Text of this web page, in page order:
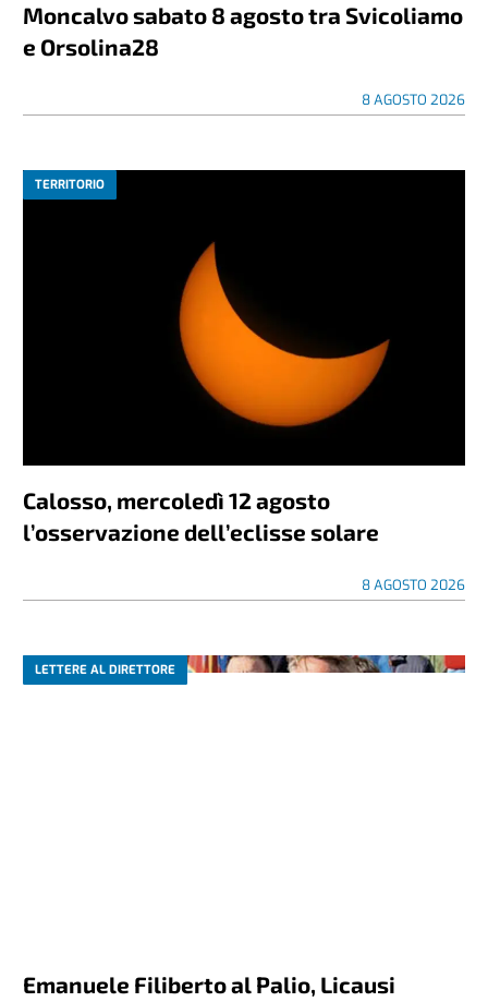
Moncalvo sabato 8 agosto tra Svicoliamo
e Orsolina28
8 AGOSTO 2026
TERRITORIO
Calosso, mercoledì 12 agosto
l’osservazione dell’eclisse solare
8 AGOSTO 2026
LETTERE AL DIRETTORE
Emanuele Filiberto al Palio, Licausi